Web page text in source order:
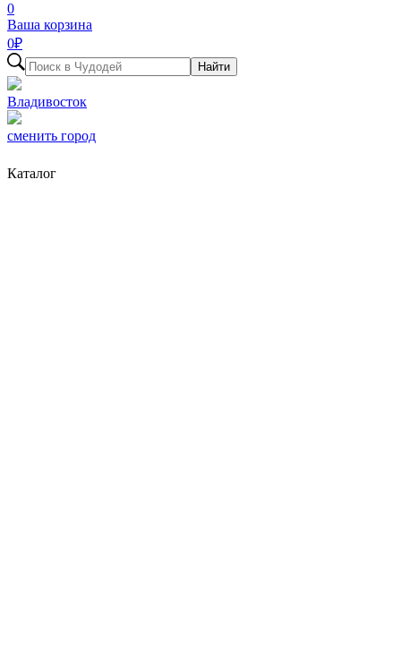
0
Ваша корзина
0₽
Найти
Владивосток
сменить город
Каталог